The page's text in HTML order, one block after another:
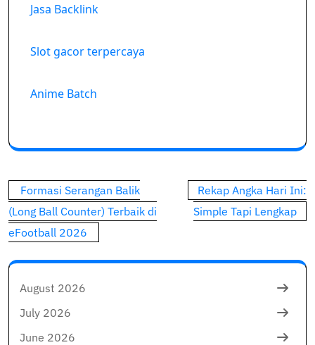
Jasa Backlink
Slot gacor terpercaya
Anime Batch
Post
navigation
Formasi Serangan Balik
(Long Ball Counter) Terbaik di
eFootball 2026
Rekap Angka Hari Ini:
Simple Tapi Lengkap
August 2026
July 2026
June 2026